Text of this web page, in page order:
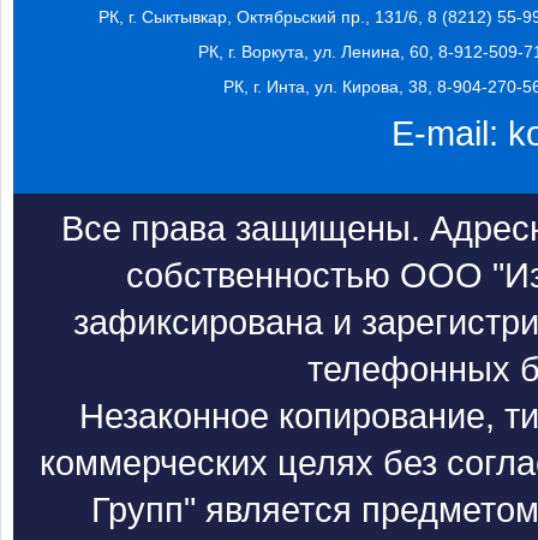
РК, г. Сыктывкар, Октябрьский пр., 131/6, 8 (8212) 55-
РК, г. Воркута, ул. Ленина, 60, 8-912-509-
РК, г. Инта, ул. Кирова, 38, 8-904-270-
E-mail:
Все права защищены.
собственностью ООО
зафиксирована и
телефонных
Незаконное копирование,
коммерческих целях без
Групп" является